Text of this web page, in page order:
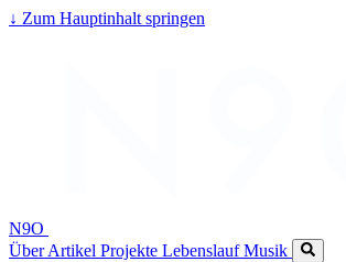
↓ Zum Hauptinhalt springen
N9O
ÜberArtikel Projekte LebenslaufMusik